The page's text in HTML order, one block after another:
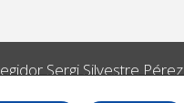
Sergi Silvestre Pérez